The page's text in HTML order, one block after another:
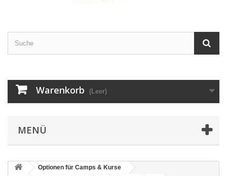
Warenkorb (Leer)
MENÜ
Optionen für Camps & Kurse